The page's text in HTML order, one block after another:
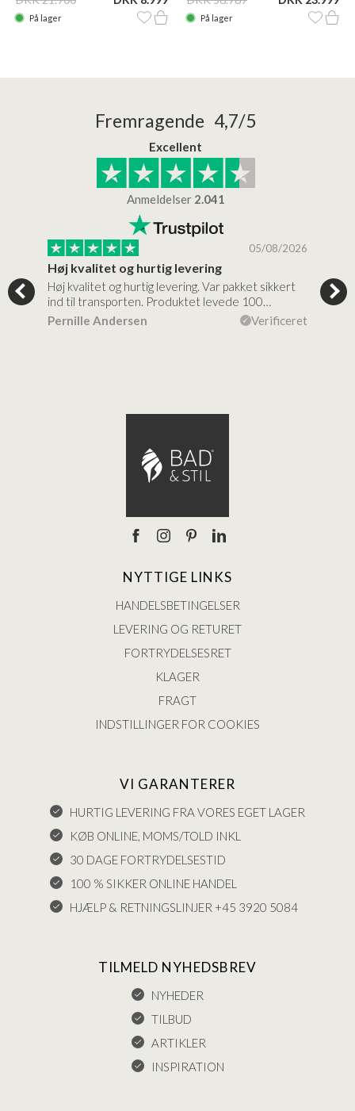
På lager På lager
Fremragende 4,7/5
Excellent
Anmeldelser 2.041
05/08/2026
Høj kvalitet og hurtig levering
Høj kvalitet og hurtig levering. Var pakket sikkert
ind til transporten. Produktet levede 100…
Pernille Andersen
Verificeret
NYTTIGE LINKS
HANDELSBETINGELSER
LEVERING OG RETURET
FORTRYDELSESRET
KLAGER
FRAGT
INDSTILLINGER FOR COOKIES
VI GARANTERER
HURTIG LEVERING FRA VORES EGET LAGER
KØB ONLINE, MOMS/TOLD INKL
30 DAGE FORTRYDELSESTID
100 % SIKKER ONLINE HANDEL
HJÆLP & RETNINGSLINJER +45 3920 5084
TILMELD NYHEDSBREV
NYHEDER
TILBUD
ARTIKLER
INSPIRATION